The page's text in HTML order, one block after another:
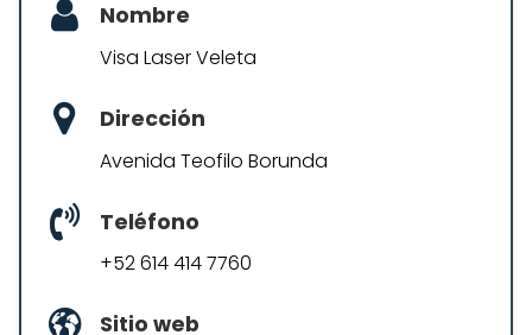
Nombre
Visa Laser Veleta
Dirección
Avenida Teofilo Borunda
Teléfono
+52 614 414 7760
Sitio web